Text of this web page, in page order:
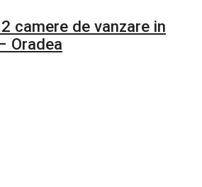
camere de vanzare in
Oradea